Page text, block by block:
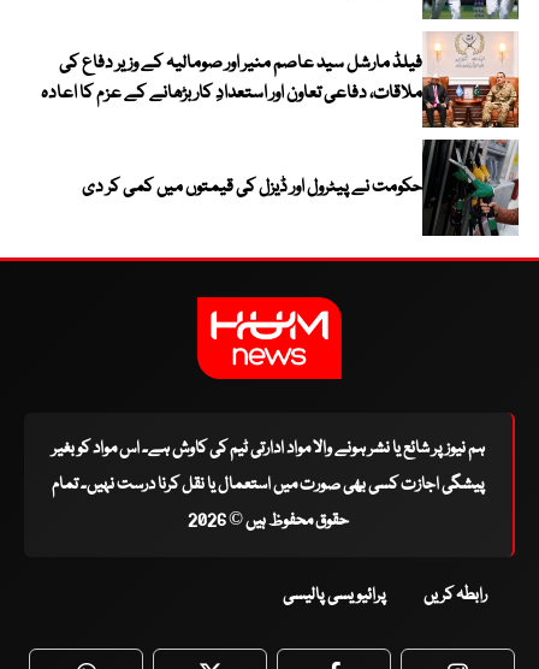
فیلڈ مارشل سید عاصم منیر اور صومالیہ کے وزیر دفاع کی
ملاقات، دفاعی تعاون اور استعدادِ کار بڑھانے کے عزم کا اعادہ
حکومت نے پیٹرول اور ڈیزل کی قیمتوں میں کمی کر دی
ہم نیوز پر شائع یا نشر ہونے والا مواد ادارتی ٹیم کی کاوش ہے۔ اس مواد کو بغیر
پیشگی اجازت کسی بھی صورت میں استعمال یا نقل کرنا درست نہیں۔ تمام
حقوق محفوظ ہیں © 2026
رابطہ کریں پرائیویسی پالیسی